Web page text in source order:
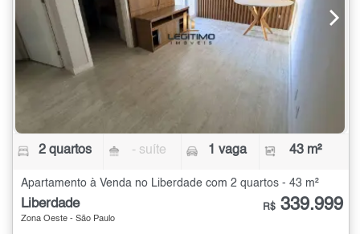
2 quartos - suíte 1 vaga 43 m²
Apartamento à Venda no Liberdade com 2 quartos - 43 m²
Liberdade
Zona Oeste - São Paulo
R$ 339.999